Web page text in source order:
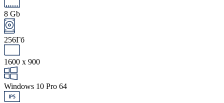
8 Gb
256Гб
1600 x 900
Windows 10 Pro 64